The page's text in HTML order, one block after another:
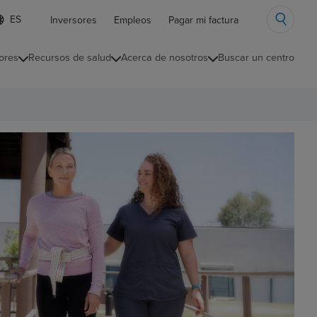
Inversores Empleos Pagar mi factura
Recursos de salud Acerca de nosotros Buscar un centro